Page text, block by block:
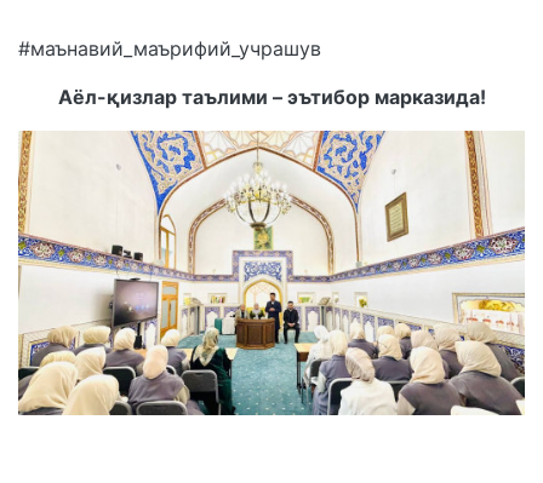
#маънавий_маърифий_учрашув
Аёл-қизлар таълими – эътибор марказида!